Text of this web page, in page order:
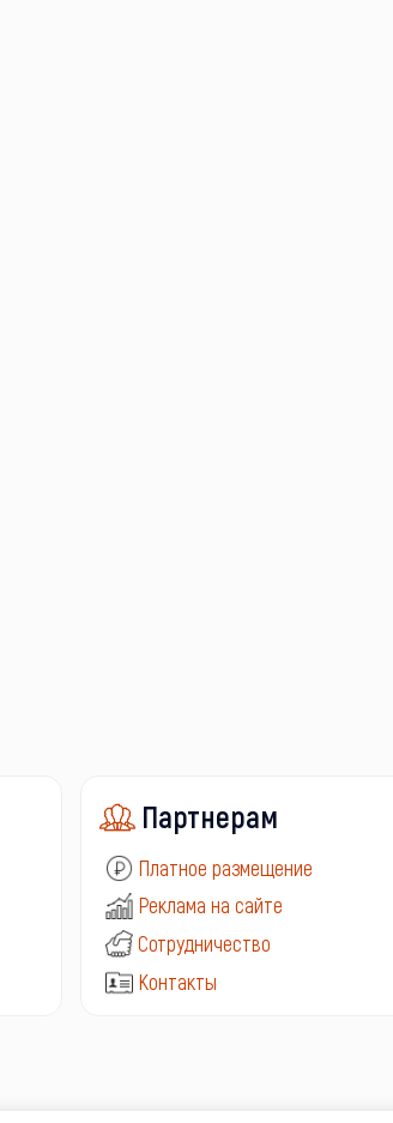
Партнерам
Платное размещение
Реклама на сайте
Сотрудничество
Контакты